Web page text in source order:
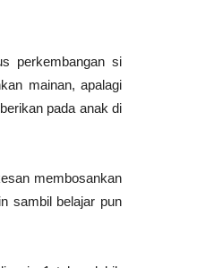
perkembangan si
mainan, apalagi
pada anak di
membosankan
sambil belajar pun